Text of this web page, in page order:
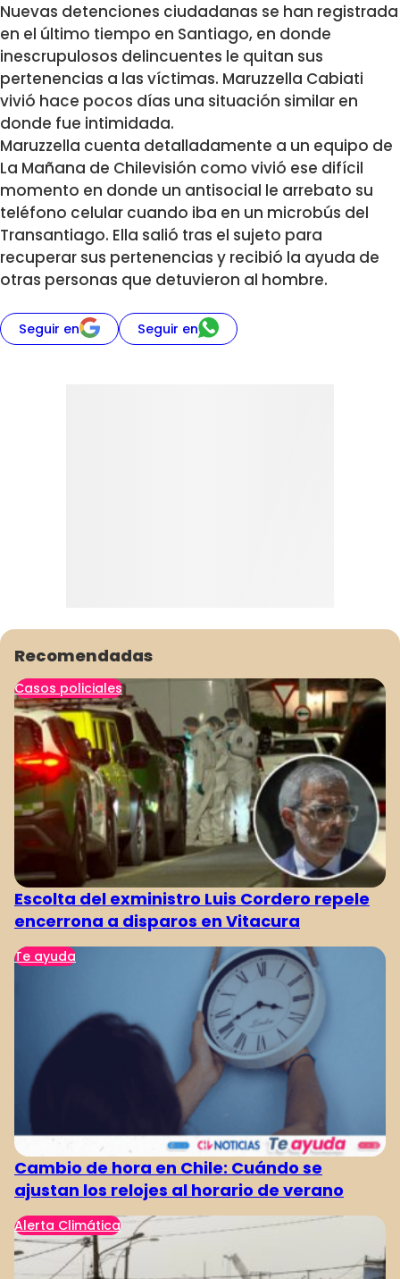
Nuevas detenciones ciudadanas se han registrada
en el último tiempo en Santiago, en donde
inescrupulosos delincuentes le quitan sus
pertenencias a las víctimas. Maruzzella Cabiati
vivió hace pocos días una situación similar en
donde fue intimidada.
Maruzzella cuenta detalladamente a un equipo de
La Mañana de Chilevisión como vivió ese difícil
momento en donde un antisocial le arrebato su
teléfono celular cuando iba en un microbús del
Transantiago. Ella salió tras el sujeto para
recuperar sus pertenencias y recibió la ayuda de
otras personas que detuvieron al hombre.
Seguir en Seguir en
Recomendadas
Casos policiales
Escolta del exministro Luis Cordero repele
encerrona a disparos en Vitacura
Te ayuda
Cambio de hora en Chile: Cuándo se
ajustan los relojes al horario de verano
Alerta Climática